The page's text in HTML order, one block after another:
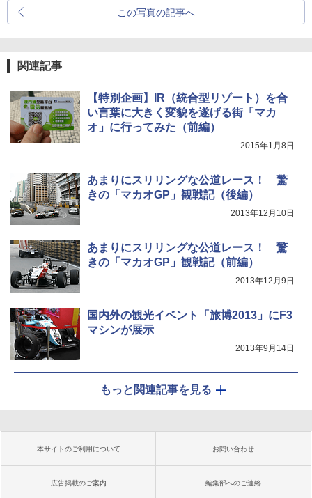
この写真の記事へ
関連記事
【特別企画】IR（統合型リゾート）を合
い言葉に大きく変貌を遂げる街「マカ
オ」に行ってみた（前編）
2015年1月8日
あまりにスリリングな公道レース！ 驚
きの「マカオGP」観戦記（後編）
2013年12月10日
あまりにスリリングな公道レース！ 驚
きの「マカオGP」観戦記（前編）
2013年12月9日
国内外の観光イベント「旅博2013」にF3
マシンが展示
2013年9月14日
もっと関連記事を見る
本サイトのご利用について お問い合わせ
広告掲載のご案内 編集部へのご連絡